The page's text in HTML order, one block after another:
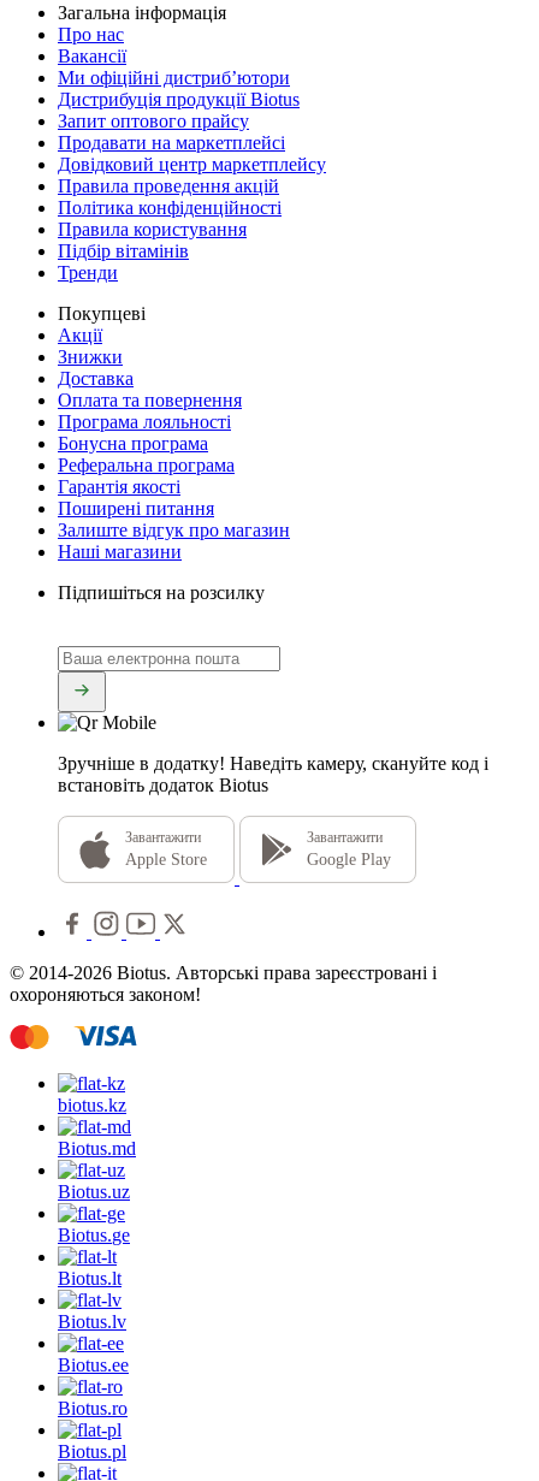
Загальна інформація
Про нас
Вакансії
Ми офіційні дистриб’ютори
Дистрибуція продукції Biotus
Запит оптового прайсу
Продавати на маркетплейсі
Довідковий центр маркетплейсу
Правила проведення акцій
Політика конфіденційності
Правила користування
Підбір вітамінів
Тренди
Покупцеві
Акції
Знижки
Доставка
Оплата та повернення
Програма лояльності
Бонусна програма
Реферальна програма
Гарантія якості
Поширені питання
Залиште відгук про магазин
Наші магазини
Підпишіться на розсилку
Зручніше в додатку! Наведіть камеру, скануйте код і
встановіть додаток Biotus
Завантажити
Apple Store
Завантажити
Google Play
© 2014-2026 Biotus. Авторські права зареєстровані і
охороняються законом!
biotus.kz
Biotus.md
Biotus.uz
Biotus.ge
Biotus.lt
Biotus.lv
Biotus.ee
Biotus.ro
Biotus.pl